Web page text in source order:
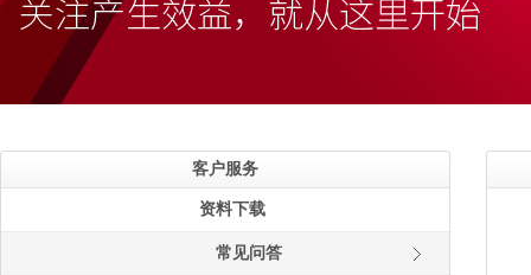
客户服务
资料下载
常见问答